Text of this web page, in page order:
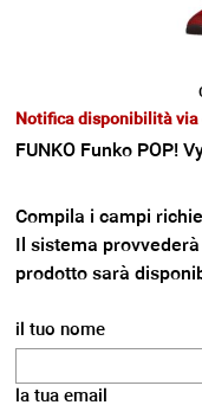
Notifica disponibilità via
FUNKO Funko POP!
Compila i campi
Il sistema
prodotto sarà
il tuo nome
la tua email